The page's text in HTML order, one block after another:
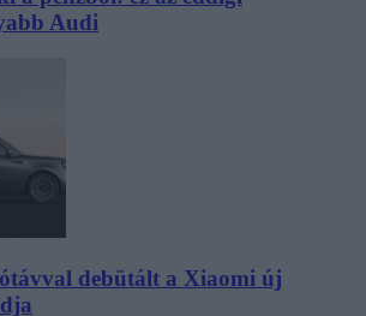
Audi
debütált a Xiaomi új